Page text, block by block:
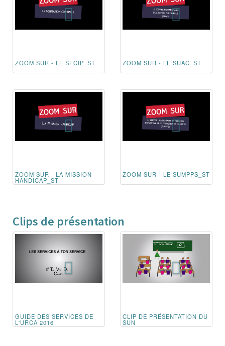
ZOOM SUR - LE SFCIP_ST ZOOM SUR - LE SUAC_ST
ZOOM SUR - LA MISSION
HANDICAP_ST
ZOOM SUR - LE SUMPPS_ST
Clips de présentation
GUIDE DES SERVICES DE
L'URCA 2016
CLIP DE PRÉSENTATION DU
SUN